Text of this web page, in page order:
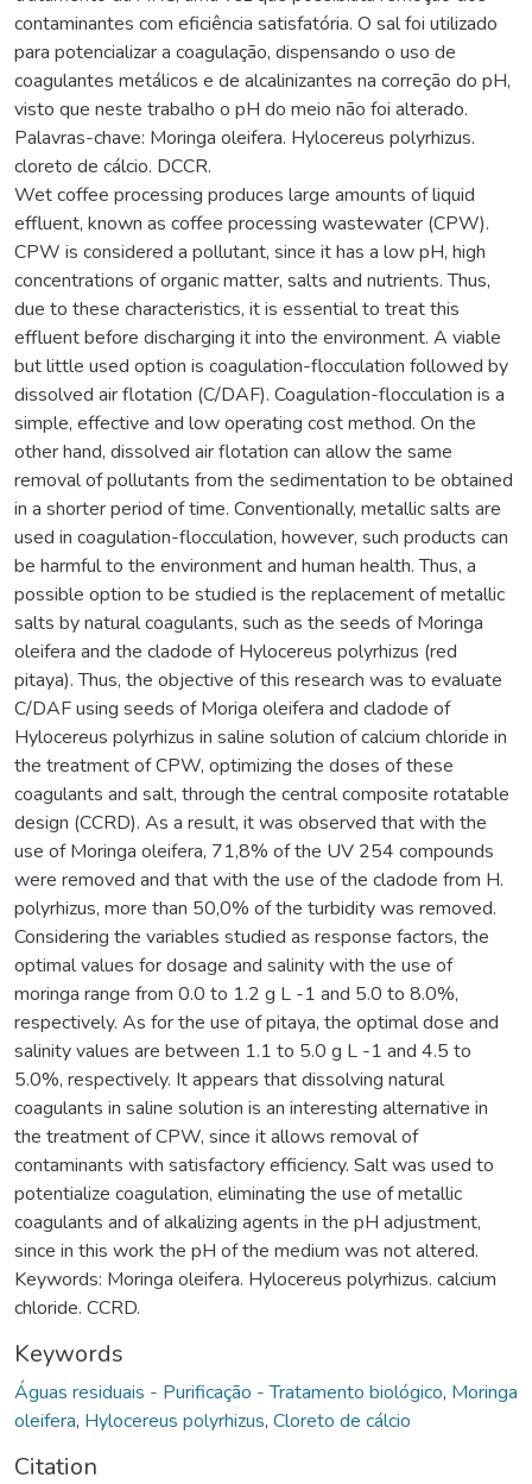
contaminantes com eficiência satisfatória. O sal foi utilizado
para potencializar a coagulação, dispensando o uso de
coagulantes metálicos e de alcalinizantes na correção do pH,
visto que neste trabalho o pH do meio não foi alterado.
Palavras-chave: Moringa oleifera. Hylocereus polyrhizus.
cloreto de cálcio. DCCR.
Wet coffee processing produces large amounts of liquid
effluent, known as coffee processing wastewater (CPW).
CPW is considered a pollutant, since it has a low pH, high
concentrations of organic matter, salts and nutrients. Thus,
due to these characteristics, it is essential to treat this
effluent before discharging it into the environment. A viable
but little used option is coagulation-flocculation followed by
dissolved air flotation (C/DAF). Coagulation-flocculation is a
simple, effective and low operating cost method. On the
other hand, dissolved air flotation can allow the same
removal of pollutants from the sedimentation to be obtained
in a shorter period of time. Conventionally, metallic salts are
used in coagulation-flocculation, however, such products can
be harmful to the environment and human health. Thus, a
possible option to be studied is the replacement of metallic
salts by natural coagulants, such as the seeds of Moringa
oleifera and the cladode of Hylocereus polyrhizus (red
pitaya). Thus, the objective of this research was to evaluate
C/DAF using seeds of Moriga oleifera and cladode of
Hylocereus polyrhizus in saline solution of calcium chloride in
the treatment of CPW, optimizing the doses of these
coagulants and salt, through the central composite rotatable
design (CCRD). As a result, it was observed that with the
use of Moringa oleifera, 71,8% of the UV 254 compounds
were removed and that with the use of the cladode from H.
polyrhizus, more than 50,0% of the turbidity was removed.
Considering the variables studied as response factors, the
optimal values for dosage and salinity with the use of
moringa range from 0.0 to 1.2 g L -1 and 5.0 to 8.0%,
respectively. As for the use of pitaya, the optimal dose and
salinity values are between 1.1 to 5.0 g L -1 and 4.5 to
5.0%, respectively. It appears that dissolving natural
coagulants in saline solution is an interesting alternative in
the treatment of CPW, since it allows removal of
contaminants with satisfactory efficiency. Salt was used to
potentialize coagulation, eliminating the use of metallic
coagulants and of alkalizing agents in the pH adjustment,
since in this work the pH of the medium was not altered.
Keywords: Moringa oleifera. Hylocereus polyrhizus. calcium
chloride. CCRD.
Keywords
Águas residuais - Purificação - Tratamento biológico, Moringa
oleifera, Hylocereus polyrhizus, Cloreto de cálcio
Citation